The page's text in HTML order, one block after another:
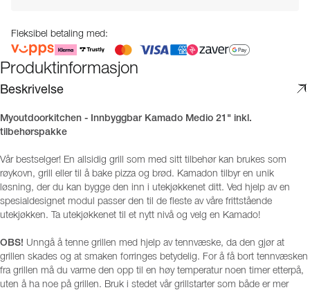
Fleksibel betaling med:
Produktinformasjon
Beskrivelse
Myoutdoorkitchen - Innbyggbar Kamado Medio 21" inkl.
tilbehørspakke
Vår bestselger! En allsidig grill som med sitt tilbehør kan brukes som
røykovn, grill eller til å bake pizza og brød. Kamadon tilbyr en unik
løsning, der du kan bygge den inn i utekjøkkenet ditt. Ved hjelp av en
spesialdesignet modul passer den til de fleste av våre frittstående
utekjøkken. Ta utekjøkkenet til et nytt nivå og velg en Kamado!
OBS! Unngå å tenne grillen med hjelp av tennvæske, da den gjør at
grillen skades og at smaken forringes betydelig. For å få bort tennvæsken
fra grillen må du varme den opp til en høy temperatur noen timer etterpå,
uten å ha noe på grillen. Bruk i stedet vår grillstarter som både er mer